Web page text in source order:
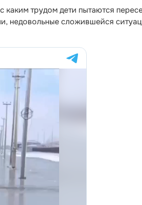
каким трудом дети пытаются
недовольные сложившейся